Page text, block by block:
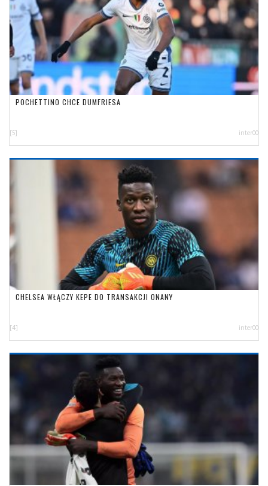
POCHETTINO CHCE DUMFRIESA
[5] inter00
CHELSEA WŁĄCZY KEPE DO TRANSAKCJI ONANY
[4] inter00